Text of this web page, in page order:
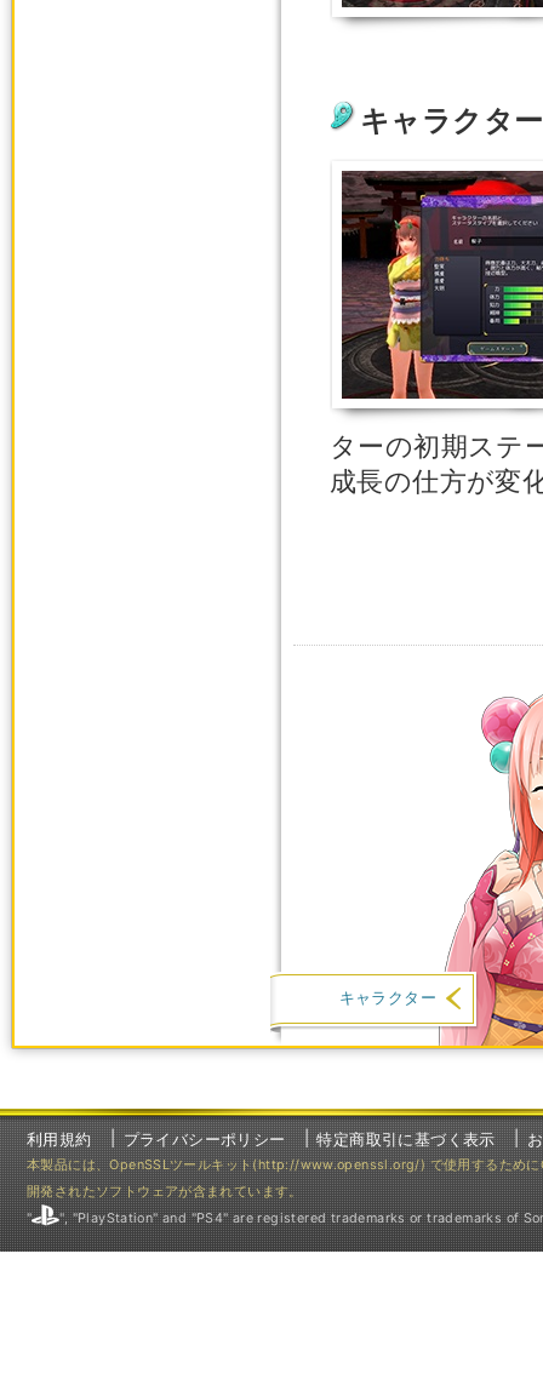
キャラクタ
ターの初期ステ
成長の仕方が変
キャラクター
利用規約 プライバシーポリシー 特定商取引に基づく表示
本製品には、OpenSSLツールキット(http://www.openssl.org/) で使用するために
開発されたソフトウェアが含まれています。
"
", "PlayStation" and "PS4" are registered trademarks or trademarks of